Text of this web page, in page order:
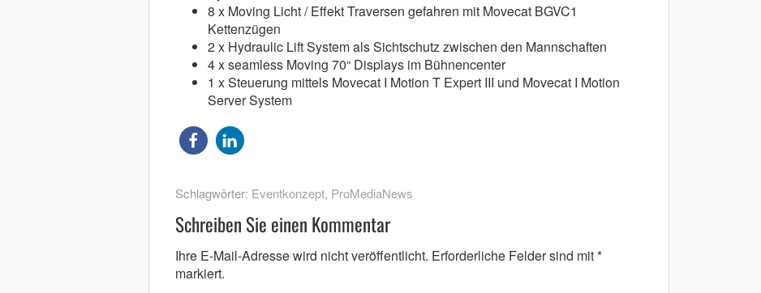
8 x Moving Licht / Effekt Traversen gefahren mit Movecat BGVC1
Kettenzügen
2 x Hydraulic Lift System als Sichtschutz zwischen den Mannschaften
4 x seamless Moving 70“ Displays im Bühnencenter
1 x Steuerung mittels Movecat I Motion T Expert III und Movecat I Motion
Server System
Schlagwörter: Eventkonzept, ProMediaNews
Schreiben Sie einen Kommentar
Ihre E-Mail-Adresse wird nicht veröffentlicht. Erforderliche Felder sind mit*
markiert.